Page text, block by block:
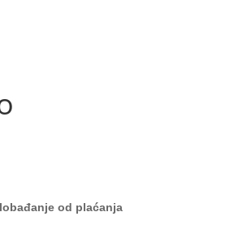
od plaćanja